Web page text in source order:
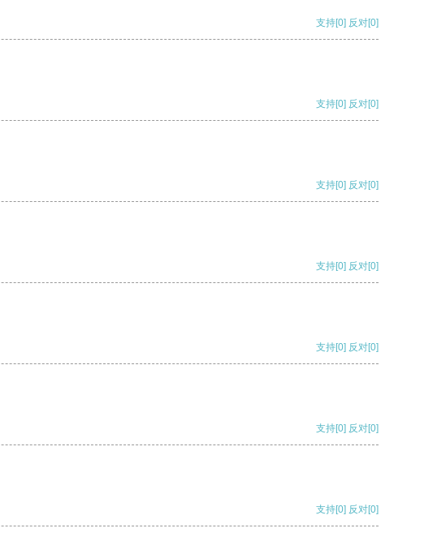
支持[0] 反对[0]
支持[0] 反对[0]
支持[0] 反对[0]
支持[0] 反对[0]
支持[0] 反对[0]
支持[0] 反对[0]
支持[0] 反对[0]